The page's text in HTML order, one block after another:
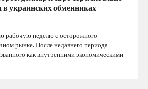
в украинских обменниках
рабочую неделю с осторожного
рынке. После недавнего периода
как внутренними экономическими